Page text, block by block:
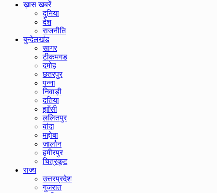
ख़ास खबरें
दुनिया
देश
राजनीति
बुन्देलखंड
सागर
टीकमगड
दमोह
छतरपुर
पन्ना
निवाड़ी
दतिया
झाँसी
ललितपुर
बांदा
महोबा
जालौन
हमीरपुर
चित्रकूट
राज्य
उत्तरप्रदेश
गुजरात